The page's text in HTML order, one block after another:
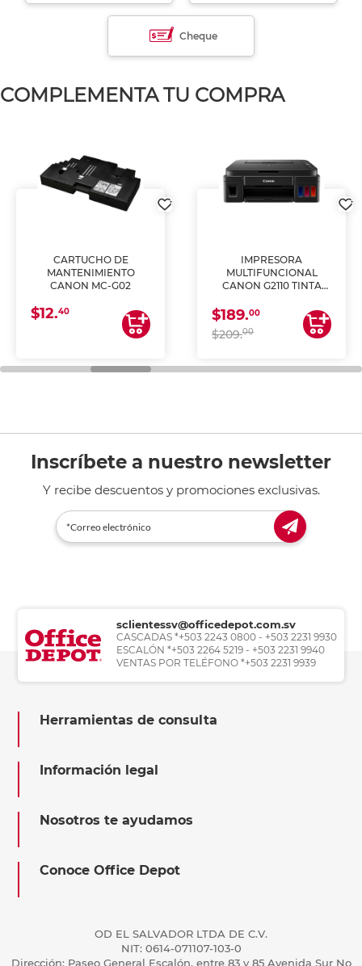
Cheque
COMPLEMENTA TU COMPRA
CARTUCHO DE
MANTENIMIENTO
CANON MC-G02
$12.40
IMPRESORA
MULTIFUNCIONAL
CANON G2110 TINTA
$189.00
$209.00
Inscríbete a nuestro newsletter
Y recibe descuentos y promociones exclusivas.
sclientessv@officedepot.com.sv
CASCADAS *+503 2243 0800 - +503 2231 9930
ESCALÓN *+503 2264 5219 - +503 2231 9940
VENTAS POR TELÉFONO *+503 2231 9939
Herramientas de consulta
Información legal
Nosotros te ayudamos
Conoce Office Depot
OD EL SALVADOR LTDA DE C.V.
NIT: 0614-071107-103-0
Dirección: Paseo General Escalón, entre 83 y 85 Avenida Sur No